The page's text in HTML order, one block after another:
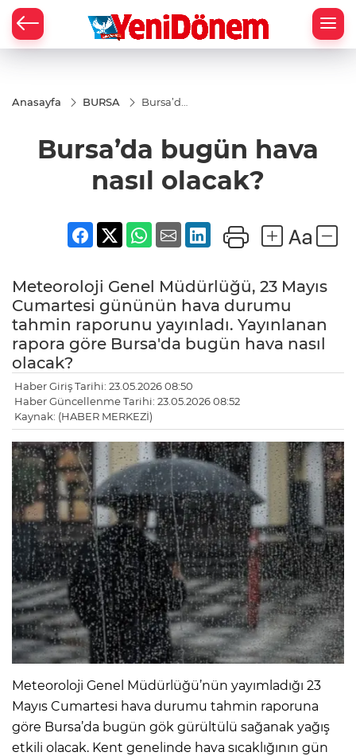
Anasayfa BURSA
Bursa’da
nasıl
olacak?
Bursa’da bugün hava
nasıl olacak?
Meteoroloji Genel Müdürlüğü, 23 Mayıs
Cumartesi gününün hava durumu
tahmin raporunu yayınladı. Yayınlanan
rapora göre Bursa'da bugün hava nasıl
olacak?
Haber Giriş Tarihi: 23.05.2026 08:50
Haber Güncellenme Tarihi: 23.05.2026 08:52
Kaynak: (HABER MERKEZİ)
Meteoroloji Genel Müdürlüğü’nün yayımladığı 23
Mayıs Cumartesi hava durumu tahmin raporuna
göre Bursa’da bugün gök gürültülü sağanak yağış
etkili olacak. Kent genelinde hava sıcaklığının gün